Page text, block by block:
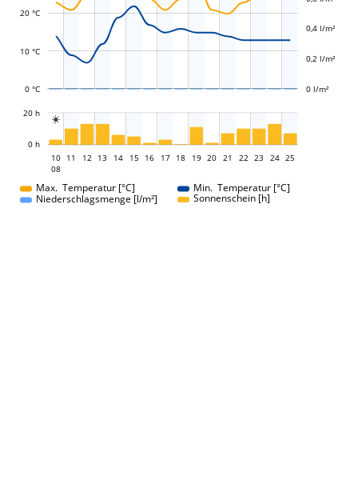
0 °C
10 °C
20 °C
0 l/m²
0,2 l/m²
0,4 l/m²

0 h
20 h
10
10
08
11 12 13 14 15 16 17 18 19 20 21 22 23 24 25
Max. Temperatur [°C]
Min. Temperatur [°C]
Niederschlagsmenge [l/m²]
Sonnenschein [h]